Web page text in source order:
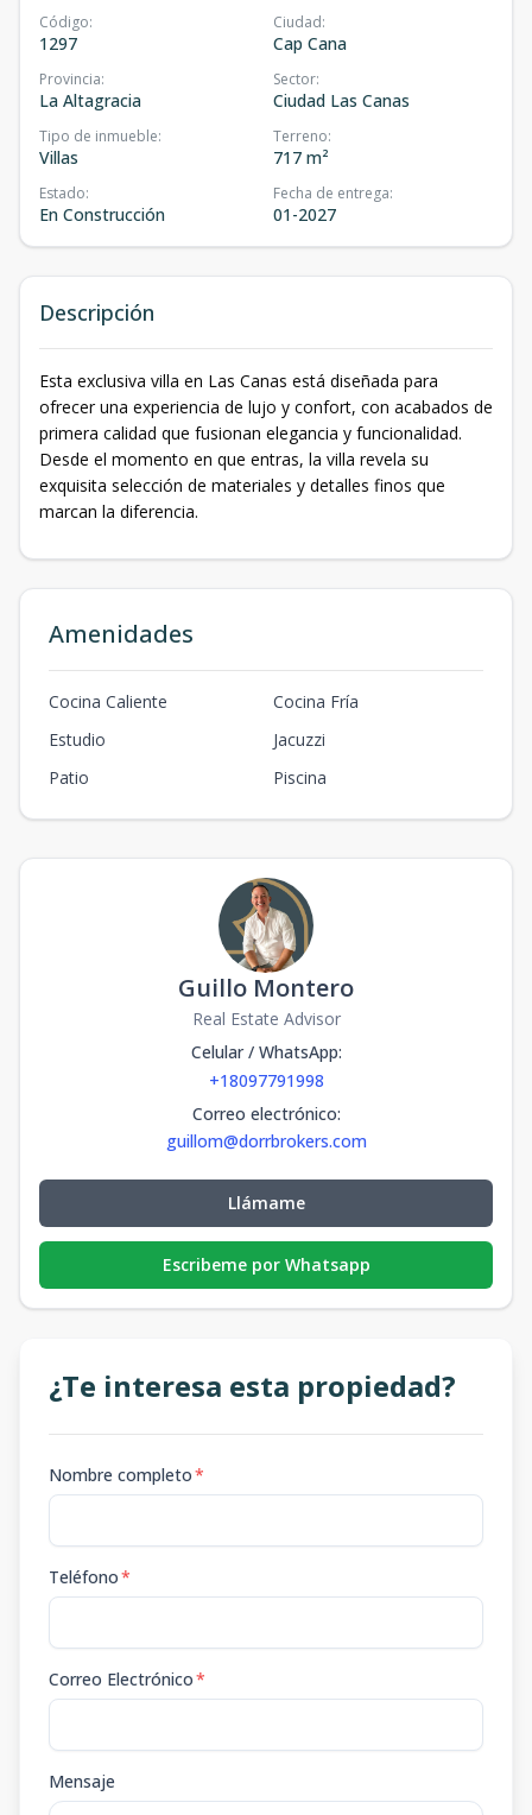
Código:
1297
Ciudad:
Cap Cana
Provincia:
La Altagracia
Sector:
Ciudad Las Canas
Tipo de inmueble:
Villas
Terreno:
717 m²
Estado:
En Construcción
Fecha de entrega:
01-2027
Descripción
Esta exclusiva villa en Las Canas está diseñada para
ofrecer una experiencia de lujo y confort, con acabados de
primera calidad que fusionan elegancia y funcionalidad.
Desde el momento en que entras, la villa revela su
exquisita selección de materiales y detalles finos que
marcan la diferencia.
Amenidades
Cocina Caliente
Cocina Fría
Estudio
Jacuzzi
Patio
Piscina
Guillo Montero
Real Estate Advisor
Celular / WhatsApp:
+18097791998
Correo electrónico:
guillom@dorrbrokers.com
Llámame
Escribeme por Whatsapp
¿Te interesa esta propiedad?
Nombre completo*
Teléfono*
Correo Electrónico*
Mensaje